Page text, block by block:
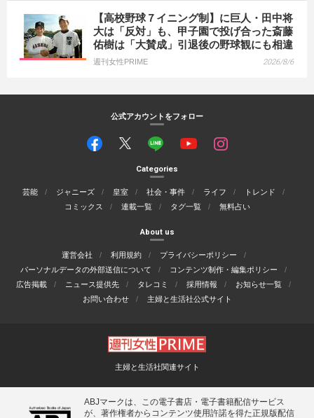
【高校野球７イニング制】に巨人・田中将
大は「反対」も、甲子園で投げ合った斎藤
佑樹は「大賛成」引退後の野球観にも相違
週刊女性PRIME 2026/8/6
公式アカウントをフォロー
Categories
芸能 ジャニーズ 皇室 社会・事件 ライフ
トレンド
コミックス
連載一覧 タグ一覧 無料占い
About us
運営会社 利用規約
プライバシーポリシー
パーソナルデータの外部送信について
コンテンツ制作・編集ポリシー
広告掲載
ニュース提供先 タレコミ 採用情報
お知らせ一覧
お問い合わせ
主婦と生活社公式サイト
主婦と生活社関連サイト
ABJマークは、この電子書店・電子書籍配信サービス
が、著作権者からコンテンツ使用許諾を得た正規版配信